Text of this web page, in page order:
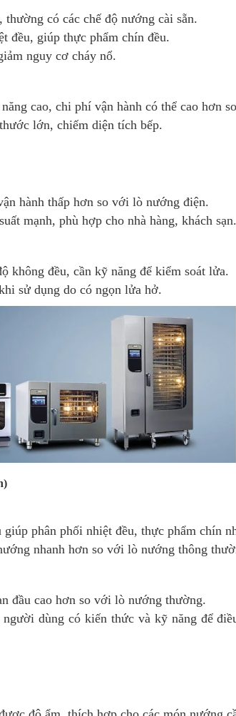
có các chế độ nướng cài sẵn.
đều, giúp thực phẩm chín đều.
nguy cơ cháy nổ.
cao, chi phí vận hành có thể cao hơn
lớn, chiếm diện tích bếp.
hành thấp hơn so với lò nướng điện.
mạnh, phù hợp cho nhà hàng, khách sạn.
không đều, cần kỹ năng để kiểm soát lửa.
sử dụng do có ngọn lửa hở.
phân phối nhiệt đều, thực phẩm chín
nhanh hơn so với lò nướng thông
đầu cao hơn so với lò nướng thường.
người dùng có kiến thức và kỹ năng để